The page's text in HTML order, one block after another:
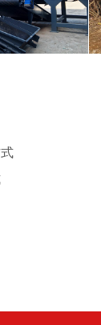
理设备...
机